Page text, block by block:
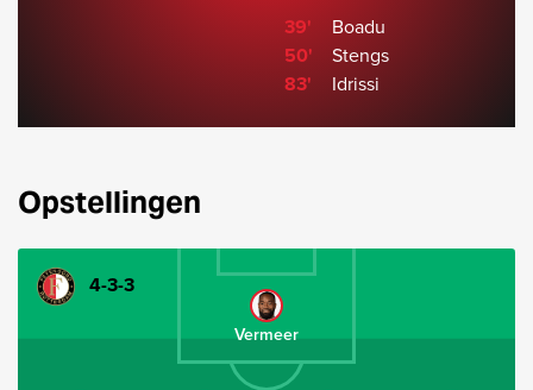
39'
Boadu
50'
Stengs
83'
Idrissi
Opstellingen
4-3-3
Vermeer